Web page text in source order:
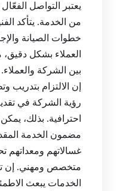
يعتبر التواصل
من الخدمة. يتأكد
خطوات الصيانة
العملاء بشكل دقيق،
بين الشركة والعملاء.
إن الالتزام بتدريب
رؤية الشركة في
احترافية. بذلك،
مضمون الخدمة
غسالاتهم
متخصص ومهني. إن
الخدمات يبعث